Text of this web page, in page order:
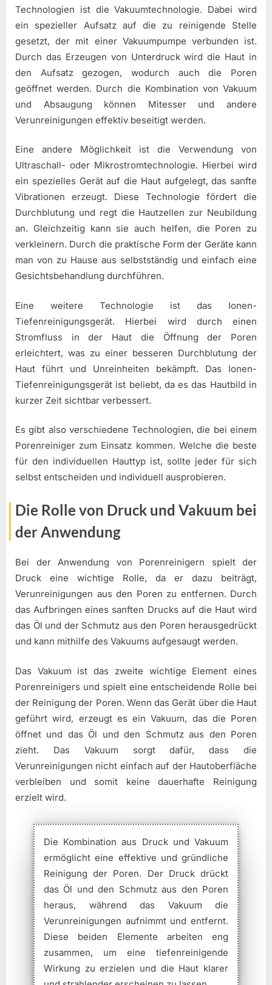
Technologien ist die Vakuumtechnologie. Dabei wird
ein spezieller Aufsatz auf die zu reinigende Stelle
gesetzt, der mit einer Vakuumpumpe verbunden ist.
Durch das Erzeugen von Unterdruck wird die Haut in
den Aufsatz gezogen, wodurch auch die Poren
geöffnet werden. Durch die Kombination von Vakuum
und Absaugung können Mitesser und andere
Verunreinigungen effektiv beseitigt werden.
Eine andere Möglichkeit ist die Verwendung von
Ultraschall- oder Mikrostromtechnologie. Hierbei wird
ein spezielles Gerät auf die Haut aufgelegt, das sanfte
Vibrationen erzeugt. Diese Technologie fördert die
Durchblutung und regt die Hautzellen zur Neubildung
an. Gleichzeitig kann sie auch helfen, die Poren zu
verkleinern. Durch die praktische Form der Geräte kann
man von zu Hause aus selbstständig und einfach eine
Gesichtsbehandlung durchführen.
Eine weitere Technologie ist das Ionen-
Tiefenreinigungsgerät. Hierbei wird durch einen
Stromfluss in der Haut die Öffnung der Poren
erleichtert, was zu einer besseren Durchblutung der
Haut führt und Unreinheiten bekämpft. Das Ionen-
Tiefenreinigungsgerät ist beliebt, da es das Hautbild in
kurzer Zeit sichtbar verbessert.
Es gibt also verschiedene Technologien, die bei einem
Porenreiniger zum Einsatz kommen. Welche die beste
für den individuellen Hauttyp ist, sollte jeder für sich
selbst entscheiden und individuell ausprobieren.
Die Rolle von Druck und Vakuum bei
der Anwendung
Bei der Anwendung von Porenreinigern spielt der
Druck eine wichtige Rolle, da er dazu beiträgt,
Verunreinigungen aus den Poren zu entfernen. Durch
das Aufbringen eines sanften Drucks auf die Haut wird
das Öl und der Schmutz aus den Poren herausgedrückt
und kann mithilfe des Vakuums aufgesaugt werden.
Das Vakuum ist das zweite wichtige Element eines
Porenreinigers und spielt eine entscheidende Rolle bei
der Reinigung der Poren. Wenn das Gerät über die Haut
geführt wird, erzeugt es ein Vakuum, das die Poren
öffnet und das Öl und den Schmutz aus den Poren
zieht. Das Vakuum sorgt dafür, dass die
Verunreinigungen nicht einfach auf der Hautoberfläche
verbleiben und somit keine dauerhafte Reinigung
erzielt wird.
Die Kombination aus Druck und Vakuum
ermöglicht eine effektive und gründliche
Reinigung der Poren. Der Druck drückt
das Öl und den Schmutz aus den Poren
heraus, während das Vakuum die
Verunreinigungen aufnimmt und entfernt.
Diese beiden Elemente arbeiten eng
zusammen, um eine tiefenreinigende
Wirkung zu erzielen und die Haut klarer